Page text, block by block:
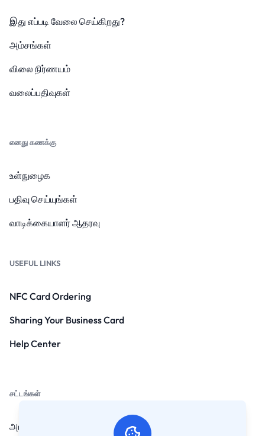
இது எப்படி வேலை செய்கிறது?
அம்சங்கள்
விலை நிர்ணயம்
வலைப்பதிவுகள்
எனது கணக்கு
உள்நுழைக
பதிவு செய்யுங்கள்
வாடிக்கையாளர் ஆதரவு
USEFUL LINKS
NFC Card Ordering
Sharing Your Business Card
Help Center
சட்டங்கள்
அடிக்கடி கேட்கப்படும் கேள்விகள்